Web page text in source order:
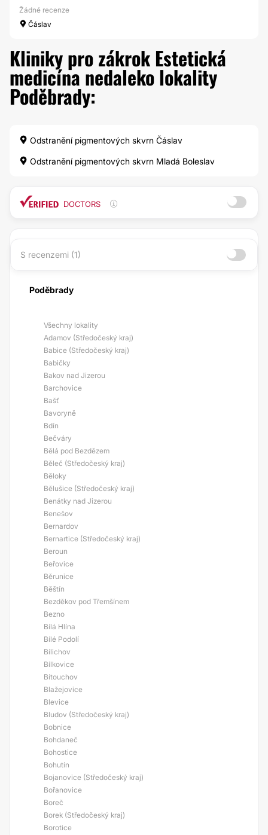
Žádné recenze
Čáslav
Kliniky pro zákrok Estetická
medicína nedaleko lokality
Poděbrady:
Odstranění pigmentových skvrn Čáslav
Odstranění pigmentových skvrn Mladá Boleslav
DOCTORS
S recenzemi (1)
Poděbrady
Všechny lokality
Adamov (Středočeský kraj)
Babice (Středočeský kraj)
Babičky
Bakov nad Jizerou
Barchovice
Bašť
Bavoryně
Bdín
Bečváry
Bělá pod Bezdězem
Běleč (Středočeský kraj)
Běloky
Bělušice (Středočeský kraj)
Benátky nad Jizerou
Benešov
Bernardov
Bernartice (Středočeský kraj)
Beroun
Beřovice
Běrunice
Běštín
Bezděkov pod Třemšínem
Bezno
Bílá Hlína
Bílé Podolí
Bílichov
Bílkovice
Bítouchov
Blažejovice
Blevice
Bludov (Středočeský kraj)
Bobnice
Bohdaneč
Bohostice
Bohutín
Bojanovice (Středočeský kraj)
Bořanovice
Boreč
Borek (Středočeský kraj)
Borotice